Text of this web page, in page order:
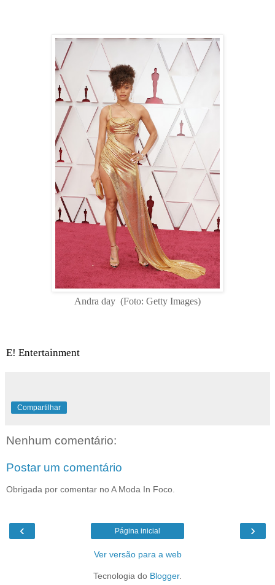
Andra day (Foto: Getty Images)
E! Entertainment
Compartilhar
Nenhum comentário:
Postar um comentário
Obrigada por comentar no A Moda In Foco.
‹ ›
Página inicial
Ver versão para a web
Tecnologia do Blogger.